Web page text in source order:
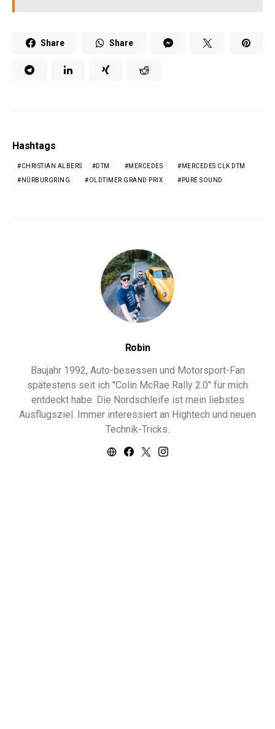
Share Share
Hashtags
CHRISTIAN ALBERS DTM MERCEDES MERCEDES CLK DTM
NÜRBURGRING OLDTIMER GRAND PRIX PURE SOUND
Robin
Baujahr 1992, Auto-besessen und Motorsport-Fan
spätestens seit ich "Colin McRae Rally 2.0" für mich
entdeckt habe. Die Nordschleife ist mein liebstes
Ausflugsziel. Immer interessiert an Hightech und neuen
Technik-Tricks.